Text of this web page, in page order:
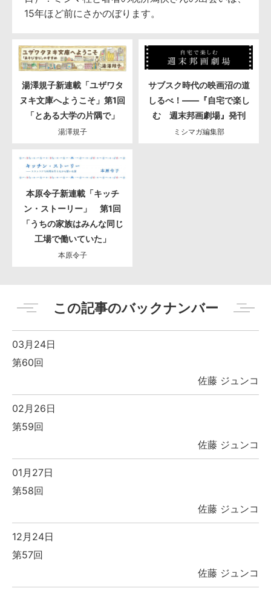
15年ほど前にさかのぼります。
湯澤規子新連載「ユザワタ
ヌキ文庫へようこそ」第1回
「とある大学の片隅で」
湯澤規子
サブスク時代の映画沼の道
しるべ！――『自宅で楽し
む 週末邦画劇場』発刊
ミシマガ編集部
本原令子新連載「キッチ
ン・ストーリー」 第1回
「うちの家族はみんな同じ
工場で働いていた」
本原令子
この記事のバックナンバー
03月24日
第60回
佐藤 ジュンコ
02月26日
第59回
佐藤 ジュンコ
01月27日
第58回
佐藤 ジュンコ
12月24日
第57回
佐藤 ジュンコ